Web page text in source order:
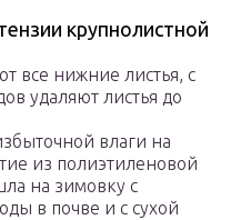
крупнолистной
все нижние листья, с
удаляют листья до
влаги на
из полиэтиленовой
на зимовку с
в почве и с сухой